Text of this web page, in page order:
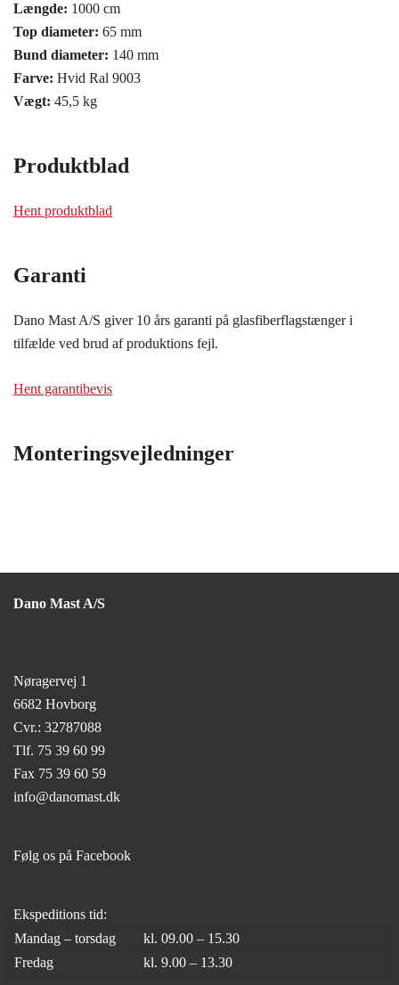
Længde: 1000 cm
Top diameter: 65 mm
Bund diameter: 140 mm
Farve: Hvid Ral 9003
Vægt: 45,5 kg
Produktblad
Hent produktblad
Garanti
Dano Mast A/S giver 10 års garanti på glasfiberflagstænger i
tilfælde ved brud af produktions fejl.
Hent garantibevis
Monteringsvejledninger
Dano Mast A/S
Nøragervej 1
6682 Hovborg
Cvr.: 32787088
Tlf. 75 39 60 99
Fax 75 39 60 59
info@danomast.dk
Følg os på Facebook
Ekspeditions tid:
Mandag – torsdag
kl. 09.00 – 15.30
Fredag
kl. 9.00 – 13.30